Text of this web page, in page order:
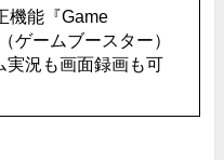
機能『Game
ゲームブースター）
実況も画面録画も可